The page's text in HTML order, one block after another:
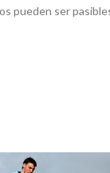
pueden ser